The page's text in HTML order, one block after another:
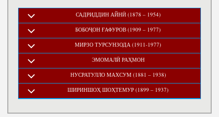
САДРИДДИН АЙНӢ (1878 – 1954)
БОБОҶОН ҒАФУРОВ (1909 – 1977)
МИРЗО ТУРСУНЗОДА (1911-1977)
ЭМОМАЛӢ РАҲМОН
НУСРАТУЛЛО МАХСУМ (1881 – 1938)
ШИРИНШОҲ ШОҲТЕМУР (1899 – 1937)